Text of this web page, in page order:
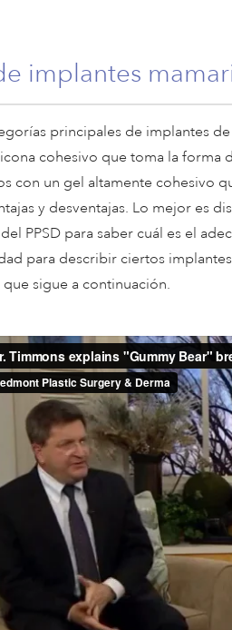
implantes
principales de implantes
cohesivo que toma la forma
con un gel altamente cohesivo
y desventajas. Lo mejor es
PPSD para saber cuál es el
para describir ciertos
sigue a continuación.